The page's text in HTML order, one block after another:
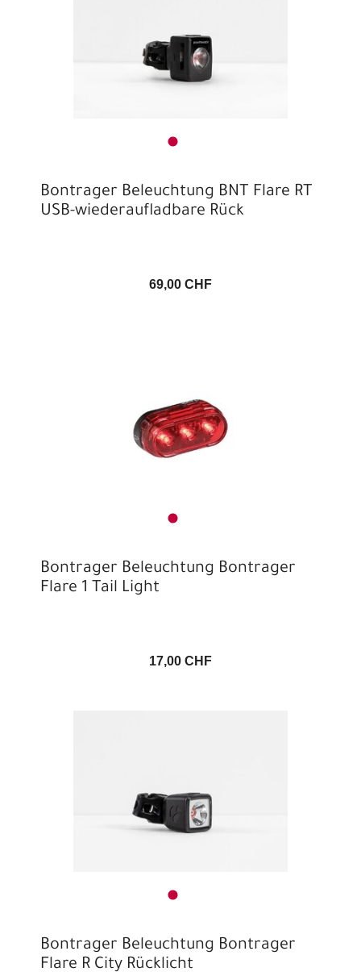
Bontrager Beleuchtung BNT Flare RT
USB-wiederaufladbare Rück
69,00 CHF
Bontrager Beleuchtung Bontrager
Flare 1 Tail Light
17,00 CHF
Bontrager Beleuchtung Bontrager
Flare R City Rücklicht